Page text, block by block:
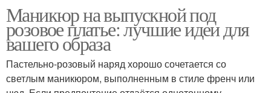
Маникюр на выпускной под
розовое платье: лучшие идеи для
вашего образа
Пастельно-розовый наряд хорошо сочетается со
светлым маникюром, выполненным в стиле френч или